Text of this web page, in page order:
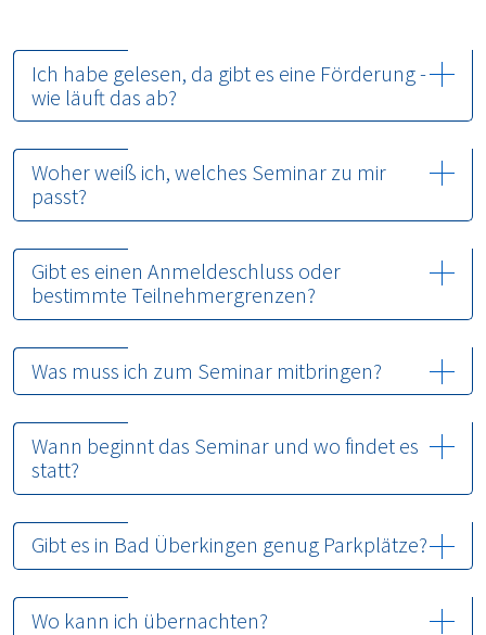
Ich habe gelesen, da gibt es eine Förderung -
wie läuft das ab?
Woher weiß ich, welches Seminar zu mir
passt?
Gibt es einen Anmeldeschluss oder
bestimmte Teilnehmergrenzen?
Was muss ich zum Seminar mitbringen?
Wann beginnt das Seminar und wo findet es
statt?
Gibt es in Bad Überkingen genug Parkplätze?
Wo kann ich übernachten?